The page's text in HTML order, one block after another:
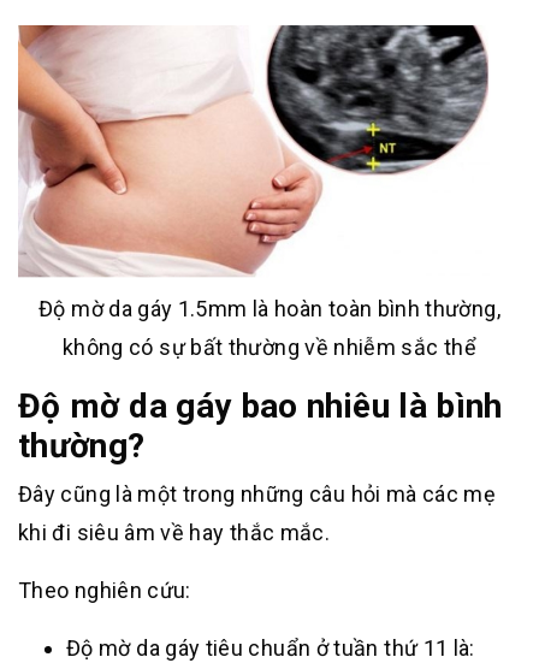
Độ mờ da gáy 1.5mm là hoàn toàn bình thường,
không có sự bất thường về nhiễm sắc thể
Độ mờ da gáy bao nhiêu là bình
thường?
Đây cũng là một trong những câu hỏi mà các mẹ
khi đi siêu âm về hay thắc mắc.
Theo nghiên cứu:
Độ mờ da gáy tiêu chuẩn ở tuần thứ 11 là: